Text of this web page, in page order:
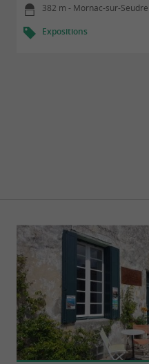
382 m - Mornac-sur-Seudre
Expositions